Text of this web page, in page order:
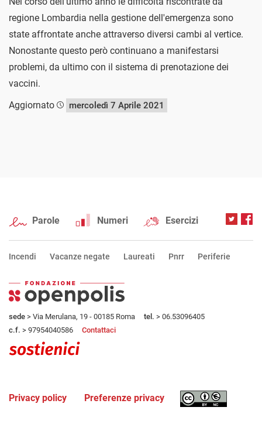
regione Lombardia nella gestione dell'emergenza sono
state affrontate anche attraverso diversi cambi al vertice.
Nonostante questo però continuano a manifestarsi
problemi, da ultimo con il sistema di prenotazione dei
vaccini.
Aggiornato
mercoledì 7 Aprile 2021
Parole Numeri Esercizi
Incendi Vacanze negate Laureati Pnrr Periferie
sede > Via Merulana, 19 - 00185 Roma tel. > 06.53096405
c.f. > 97954040586 Contattaci
Privacy policy Preferenze privacy